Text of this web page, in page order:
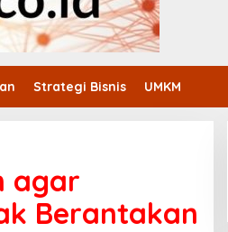
Strategi Bisnis UMKM
agar
Berantakan